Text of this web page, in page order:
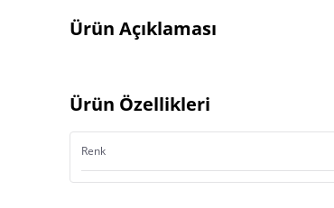
Ürün Açıklaması
Ürün Özellikleri
Renk